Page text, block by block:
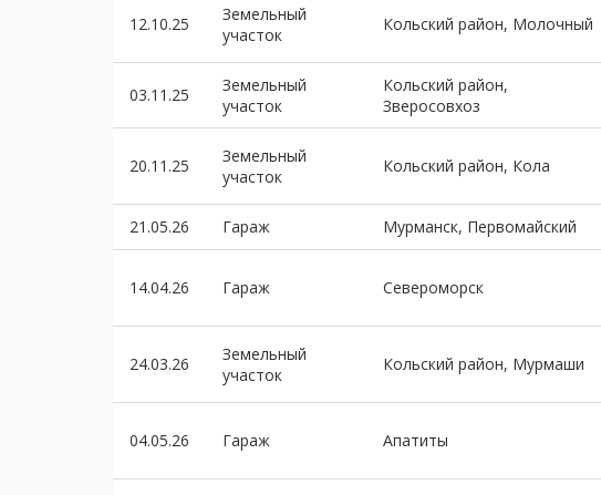
12.10.25
Земельный
участок
Кольский район, Молочный
03.11.25
Земельный
участок
Кольский район,
Зверосовхоз
20.11.25
Земельный
участок
Кольский район, Кола
21.05.26 Гараж Мурманск, Первомайский
14.04.26 Гараж Североморск
24.03.26
Земельный
участок
Кольский район, Мурмаши
04.05.26 Гараж Апатиты